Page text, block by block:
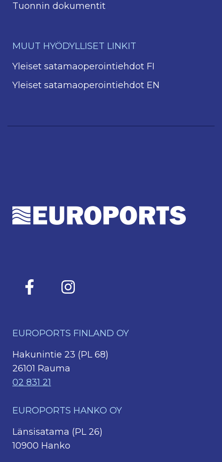
Tuonnin dokumentit
MUUT HYÖDYLLISET LINKIT
Yleiset satamaoperointiehdot FI
Yleiset satamaoperointiehdot EN
EUROPORTS FINLAND OY
Hakunintie 23 (PL 68)
26101 Rauma
02 831 21
EUROPORTS HANKO OY
Länsisatama (PL 26)
10900 Hanko